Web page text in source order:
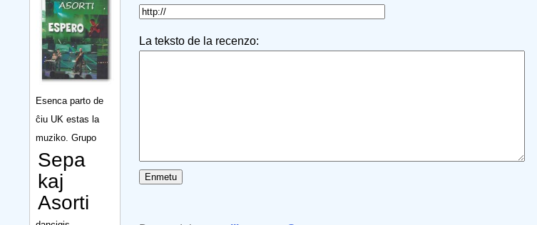
Esenca parto de
ĉiu UK estas la
muziko. Grupo
Sepa
kaj
Asorti
La teksto de la recenzo: